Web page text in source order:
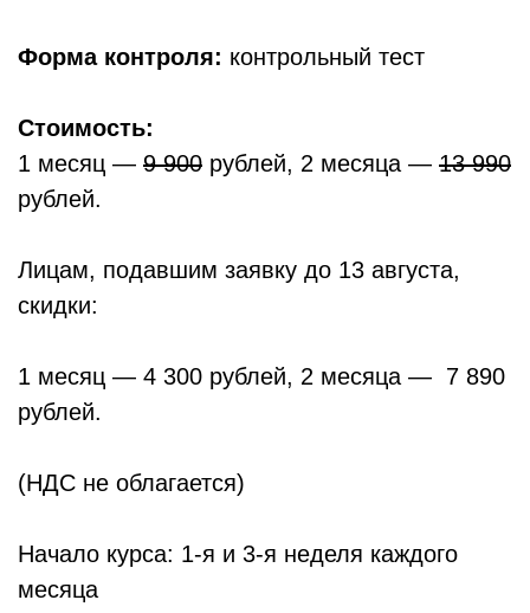
Форма контроля: контрольный тест
Стоимость:
1 месяц — 9 900 рублей, 2 месяца — 13 990
рублей.
Лицам, подавшим заявку до 13 августа,
скидки:
1 месяц — 4 300 рублей, 2 месяца — 7 890
рублей.
(НДС не облагается)
Начало курса: 1-я и 3-я неделя каждого
месяца